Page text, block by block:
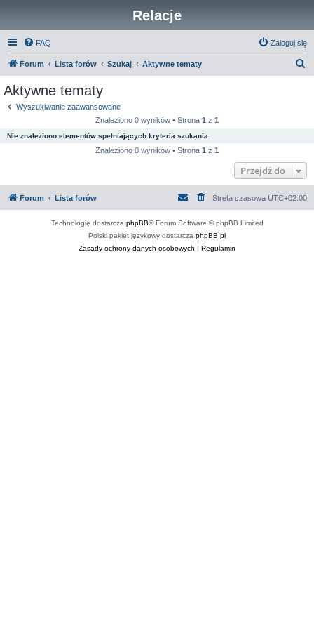
Relacje
FAQ Zaloguj się
Forum Lista forów Szukaj Aktywne tematy
Aktywne tematy
Wyszukiwanie zaawansowane
Znaleziono 0 wyników • Strona 1 z 1
Nie znaleziono elementów spełniających kryteria szukania.
Znaleziono 0 wyników • Strona 1 z 1
Przejdź do
Forum Lista forów Strefa czasowa UTC+02:00
Technologię dostarcza phpBB® Forum Software © phpBB Limited
Polski pakiet językowy dostarcza phpBB.pl
Zasady ochrony danych osobowych | Regulamin